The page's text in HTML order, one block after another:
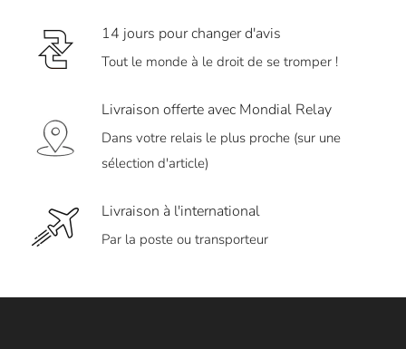
14 jours pour changer d'avis
Tout le monde à le droit de se tromper !
Livraison offerte avec Mondial Relay
Dans votre relais le plus proche (sur une
sélection d'article)
Livraison à l'international
Par la poste ou transporteur